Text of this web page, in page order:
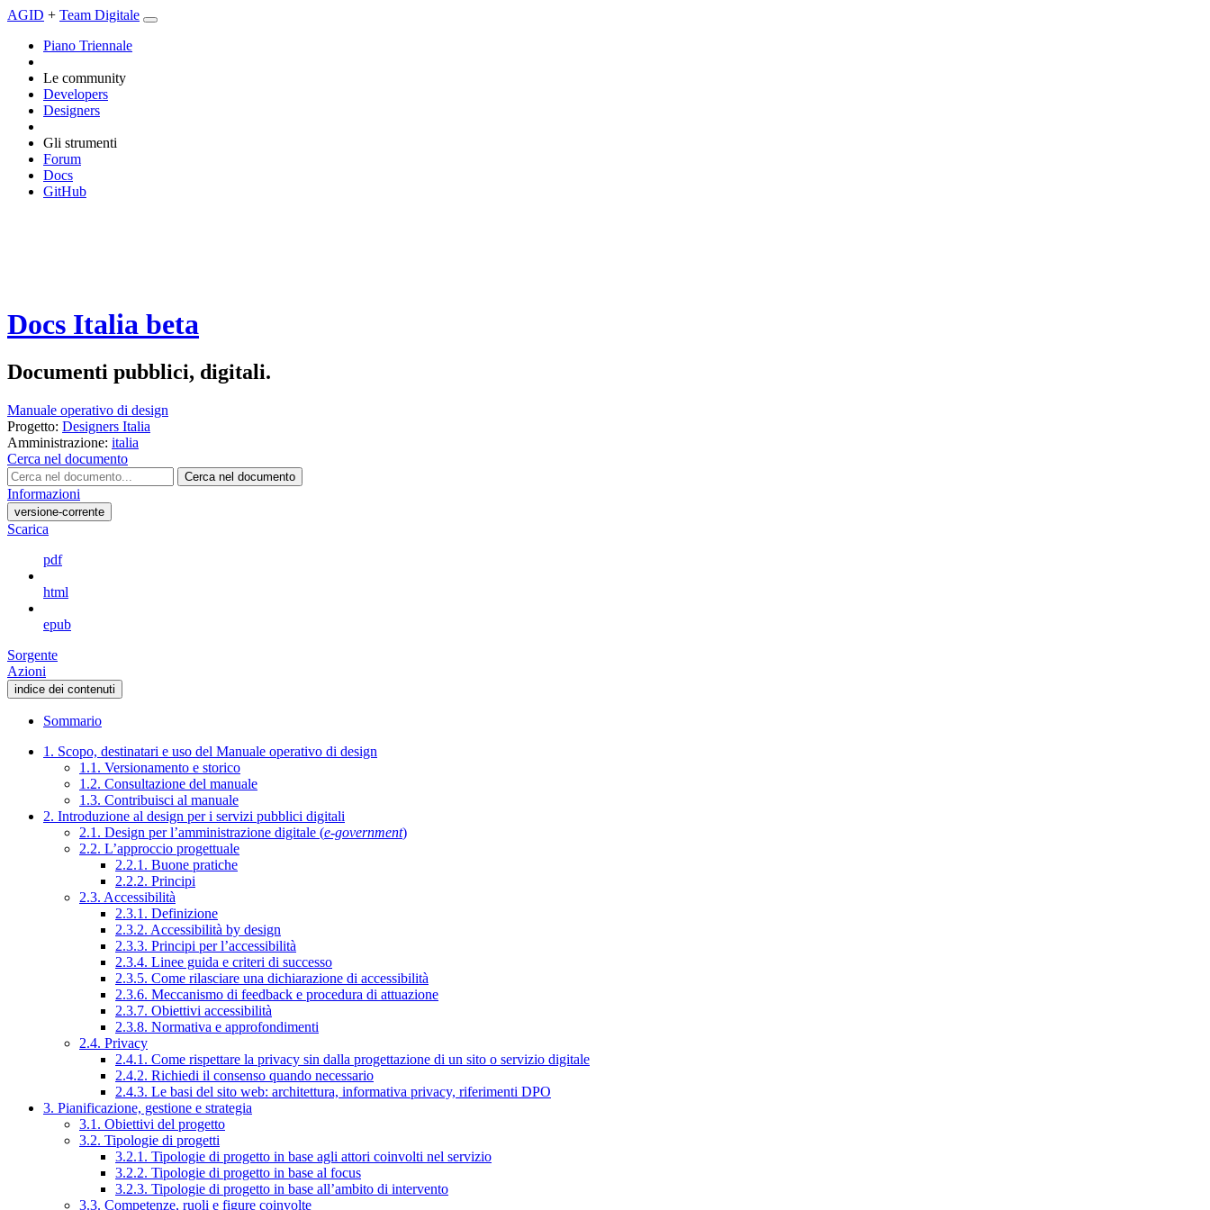
AGID + Team Digitale
Piano Triennale
Le community
Developers
Designers
Gli strumenti
Forum
Docs
GitHub
Docs Italia beta
Documenti pubblici, digitali.
Manuale operativo di design
Progetto: Designers Italia
Amministrazione: italia
Cerca nel documento
Cerca nel documento
Informazioni
versione-corrente
Scarica
pdf
html
epub
Sorgente
Azioni
indice dei contenuti
Sommario
1. Scopo, destinatari e uso del Manuale operativo di design
1.1. Versionamento e storico
1.2. Consultazione del manuale
1.3. Contribuisci al manuale
2. Introduzione al design per i servizi pubblici digitali
2.1. Design per l’amministrazione digitale (e-government)
2.2. L’approccio progettuale
2.2.1. Buone pratiche
2.2.2. Principi
2.3. Accessibilità
2.3.1. Definizione
2.3.2. Accessibilità by design
2.3.3. Principi per l’accessibilità
2.3.4. Linee guida e criteri di successo
2.3.5. Come rilasciare una dichiarazione di accessibilità
2.3.6. Meccanismo di feedback e procedura di attuazione
2.3.7. Obiettivi accessibilità
2.3.8. Normativa e approfondimenti
2.4. Privacy
2.4.1. Come rispettare la privacy sin dalla progettazione di un sito o servizio digitale
2.4.2. Richiedi il consenso quando necessario
2.4.3. Le basi del sito web: architettura, informativa privacy, riferimenti DPO
3. Pianificazione, gestione e strategia
3.1. Obiettivi del progetto
3.2. Tipologie di progetti
3.2.1. Tipologie di progetto in base agli attori coinvolti nel servizio
3.2.2. Tipologie di progetto in base al focus
3.2.3. Tipologie di progetto in base all’ambito di intervento
3.3. Competenze, ruoli e figure coinvolte